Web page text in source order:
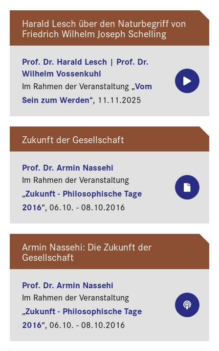
Harald Lesch über den Naturbegriff von
Friedrich Wilhelm Joseph Schelling
Prof. Dr. Harald Lesch | Prof. Dr.
Wilhelm Vossenkuhl
Im Rahmen der Veranstaltung „Vom
Sein zum Werden“, 11.11.2025
Zukunft der Gesellschaft
Prof. Dr. Armin Nassehi
Im Rahmen der Veranstaltung
„Zukunft - Philosophische Tage
2016“, 06.10. - 08.10.2016
Armin Nassehi: Die Zukunft der
Gesellschaft
Prof. Dr. Armin Nassehi
Im Rahmen der Veranstaltung
„Zukunft - Philosophische Tage
2016“, 06.10. - 08.10.2016